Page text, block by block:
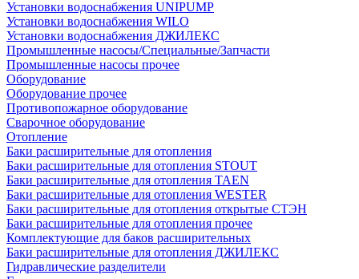
Установки водоснабжения UNIPUMP
Установки водоснабжения WILO
Установки водоснабжения ДЖИЛЕКС
Промышленные насосы/Специальные/Запчасти
Промышленные насосы прочее
Оборудование
Оборудование прочее
Противопожарное оборудование
Сварочное оборудование
Отопление
Баки расширительные для отопления
Баки расширительные для отопления STOUT
Баки расширительные для отопления TAEN
Баки расширительные для отопления WESTER
Баки расширительные для отопления открытые СТЭН
Баки расширительные для отопления прочее
Комплектующие для баков расширительных
Баки расширительные для отопления ДЖИЛЕКС
Гидравлические разделители